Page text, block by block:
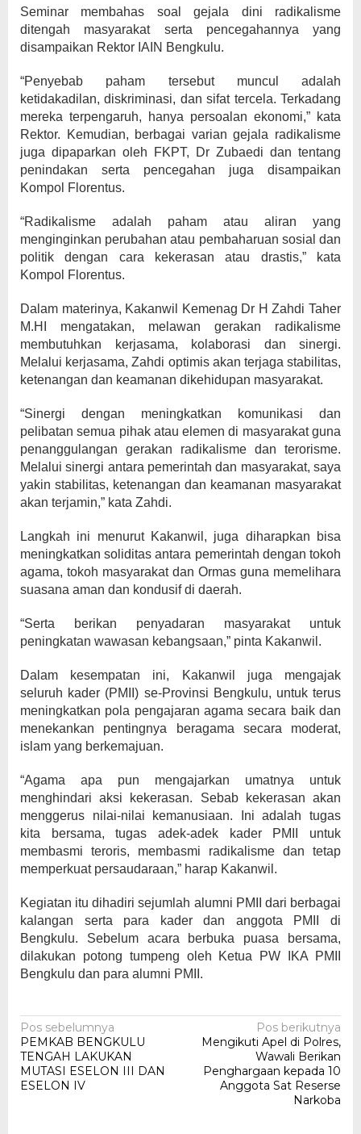
Seminar membahas soal gejala dini radikalisme
ditengah masyarakat serta pencegahannya yang
disampaikan Rektor IAIN Bengkulu.
“Penyebab paham tersebut muncul adalah
ketidakadilan, diskriminasi, dan sifat tercela. Terkadang
mereka terpengaruh, hanya persoalan ekonomi,” kata
Rektor. Kemudian, berbagai varian gejala radikalisme
juga dipaparkan oleh FKPT, Dr Zubaedi dan tentang
penindakan serta pencegahan juga disampaikan
Kompol Florentus.
“Radikalisme adalah paham atau aliran yang
menginginkan perubahan atau pembaharuan sosial dan
politik dengan cara kekerasan atau drastis,” kata
Kompol Florentus.
Dalam materinya, Kakanwil Kemenag Dr H Zahdi Taher
M.HI mengatakan, melawan gerakan radikalisme
membutuhkan kerjasama, kolaborasi dan sinergi.
Melalui kerjasama, Zahdi optimis akan terjaga stabilitas,
ketenangan dan keamanan dikehidupan masyarakat.
“Sinergi dengan meningkatkan komunikasi dan
pelibatan semua pihak atau elemen di masyarakat guna
penanggulangan gerakan radikalisme dan terorisme.
Melalui sinergi antara pemerintah dan masyarakat, saya
yakin stabilitas, ketenangan dan keamanan masyarakat
akan terjamin,” kata Zahdi.
Langkah ini menurut Kakanwil, juga diharapkan bisa
meningkatkan soliditas antara pemerintah dengan tokoh
agama, tokoh masyarakat dan Ormas guna memelihara
suasana aman dan kondusif di daerah.
“Serta berikan penyadaran masyarakat untuk
peningkatan wawasan kebangsaan,” pinta Kakanwil.
Dalam kesempatan ini, Kakanwil juga mengajak
seluruh kader (PMII) se-Provinsi Bengkulu, untuk terus
meningkatkan pola pengajaran agama secara baik dan
menekankan pentingnya beragama secara moderat,
islam yang berkemajuan.
“Agama apa pun mengajarkan umatnya untuk
menghindari aksi kekerasan. Sebab kekerasan akan
menggerus nilai-nilai kemanusiaan. Ini adalah tugas
kita bersama, tugas adek-adek kader PMII untuk
membasmi teroris, membasmi radikalisme dan tetap
memperkuat persaudaraan,” harap Kakanwil.
Kegiatan itu dihadiri sejumlah alumni PMII dari berbagai
kalangan serta para kader dan anggota PMII di
Bengkulu. Sebelum acara berbuka puasa bersama,
dilakukan potong tumpeng oleh Ketua PW IKA PMII
Bengkulu dan para alumni PMII.
Navigasi
pos
Pos sebelumnya
PEMKAB BENGKULU
TENGAH LAKUKAN
MUTASI ESELON III DAN
ESELON IV
Pos berikutnya
Mengikuti Apel di Polres,
Wawali Berikan
Penghargaan kepada 10
Anggota Sat Reserse
Narkoba